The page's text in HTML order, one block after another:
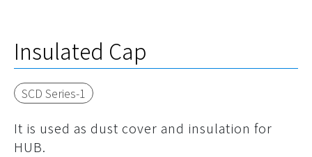
Insulated Cap
SCD Series-1
It is used as dust cover and insulation for
HUB.